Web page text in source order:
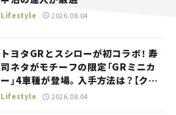
Lifestyle 2026.08.04
トヨタGRとスシローが初コラボ！ 寿
司ネタがモチーフの限定「GRミニカ
ー」4車種が登場。入手方法は？【クル
マとホビー】
Lifestyle 2026.08.04